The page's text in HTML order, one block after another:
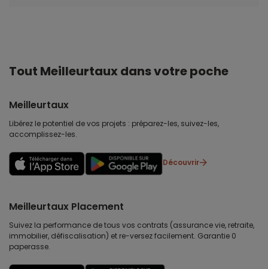
Tout Meilleurtaux dans votre poche
Meilleurtaux
Libérez le potentiel de vos projets : préparez-les, suivez-les,
accomplissez-les.
Découvrir
Meilleurtaux Placement
Suivez la performance de tous vos contrats (assurance vie, retraite,
immobilier, défiscalisation) et re-versez facilement. Garantie 0
paperasse.